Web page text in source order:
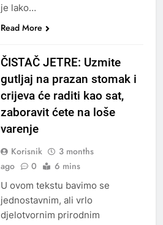
je lako…
Read More
ČISTAČ JETRE: Uzmite
gutljaj na prazan stomak i
crijeva će raditi kao sat,
zaboravit ćete na loše
varenje
Korisnik
3 months
ago
0 6 mins
U ovom tekstu bavimo se
jednostavnim, ali vrlo
djelotvornim prirodnim